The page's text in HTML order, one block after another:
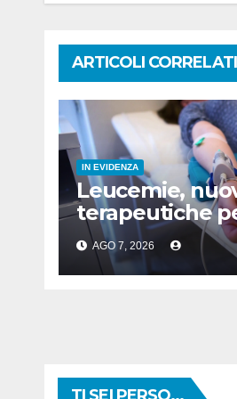
ARTICOLI CORRELATI
IN EVIDENZA
Leucemie,
terapeutiche
acute
AGO 7, 2026